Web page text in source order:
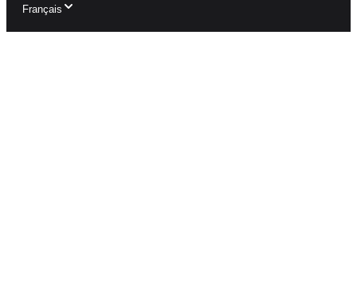
Français